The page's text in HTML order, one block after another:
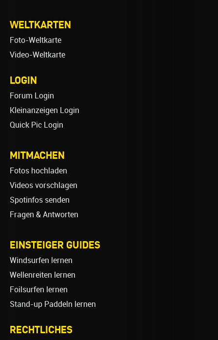
WELTKARTEN
Foto-Weltkarte
Video-Weltkarte
LOGIN
Forum Login
Kleinanzeigen Login
Quick Pic Login
MITMACHEN
Fotos hochladen
Videos vorschlagen
Spotinfos senden
Fragen & Antworten
EINSTEIGER GUIDES
Windsurfen lernen
Wellenreiten lernen
Foilsurfen lernen
Stand-up Paddeln lernen
RECHTLICHES